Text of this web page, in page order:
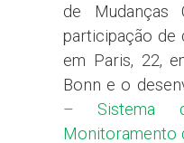
de Mudanças
participação de
em Paris, 22,
Bonn e o
– Sistema
Monitoramento